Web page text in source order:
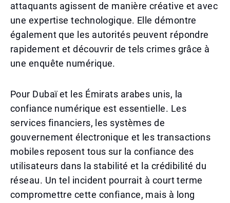
attaquants agissent de manière créative et avec
une expertise technologique. Elle démontre
également que les autorités peuvent répondre
rapidement et découvrir de tels crimes grâce à
une enquête numérique.
Pour Dubaï et les Émirats arabes unis, la
confiance numérique est essentielle. Les
services financiers, les systèmes de
gouvernement électronique et les transactions
mobiles reposent tous sur la confiance des
utilisateurs dans la stabilité et la crédibilité du
réseau. Un tel incident pourrait à court terme
compromettre cette confiance, mais à long